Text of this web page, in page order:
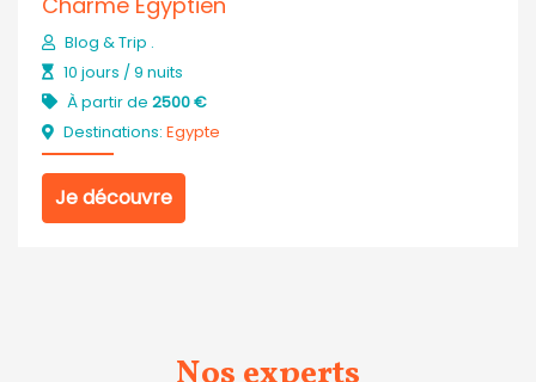
Blog & Trip .
10 jours / 9 nuits
À partir de 2500 €
Destinations: Egypte
Je découvre